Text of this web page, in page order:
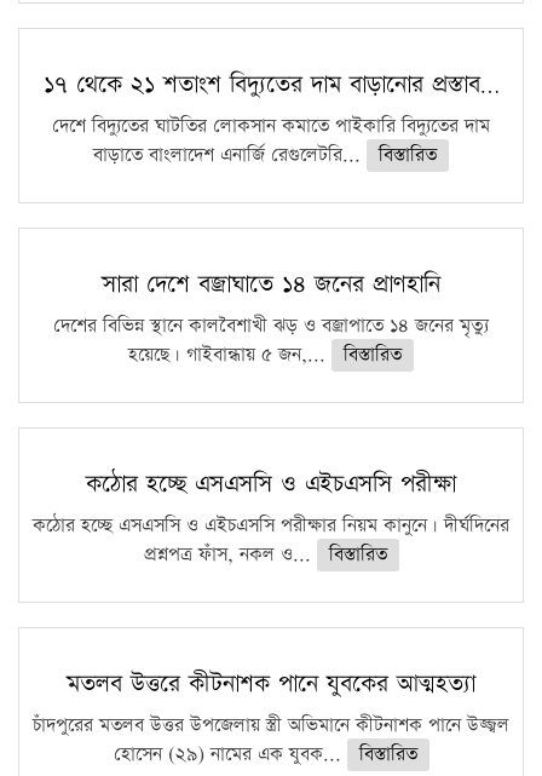
১৭ থেকে ২১ শতাংশ বিদ্যুতের দাম বাড়ানোর প্রস্তাব…
দেশে বিদ্যুতের ঘাটতির লোকসান কমাতে পাইকারি বিদ্যুতের দাম
বাড়াতে বাংলাদেশ এনার্জি রেগুলেটরি...
বিস্তারিত
সারা দেশে বজ্রাঘাতে ১৪ জনের প্রাণহানি
দেশের বিভিন্ন স্থানে কালবৈশাখী ঝড় ও বজ্রাপাতে ১৪ জনের মৃত্যু
হয়েছে। গাইবান্ধায় ৫ জন,...
বিস্তারিত
কঠোর হচ্ছে এসএসসি ও এইচএসসি পরীক্ষা
কঠোর হচ্ছে এসএসসি ও এইচএসসি পরীক্ষার নিয়ম কানুনে। দীর্ঘদিনের
প্রশ্নপত্র ফাঁস, নকল ও...
বিস্তারিত
মতলব উত্তরে কীটনাশক পানে যুবকের আত্মহত্যা
চাঁদপুরের মতলব উত্তর উপজেলায় স্ত্রী অভিমানে কীটনাশক পানে উজ্জ্বল
হোসেন (২৯) নামের এক যুবক...
বিস্তারিত